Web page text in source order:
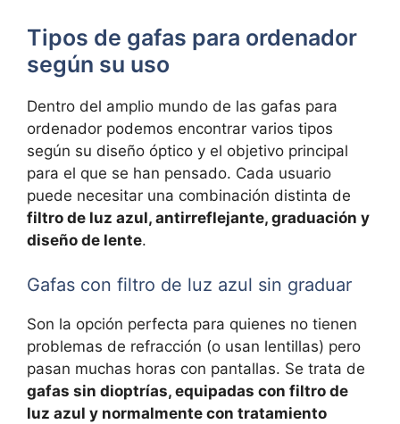
Tipos de gafas para ordenador
según su uso
Dentro del amplio mundo de las gafas para
ordenador podemos encontrar varios tipos
según su diseño óptico y el objetivo principal
para el que se han pensado. Cada usuario
puede necesitar una combinación distinta de
filtro de luz azul, antirreflejante, graduación y
diseño de lente.
Gafas con filtro de luz azul sin graduar
Son la opción perfecta para quienes no tienen
problemas de refracción (o usan lentillas) pero
pasan muchas horas con pantallas. Se trata de
gafas sin dioptrías, equipadas con filtro de
luz azul y normalmente con tratamiento